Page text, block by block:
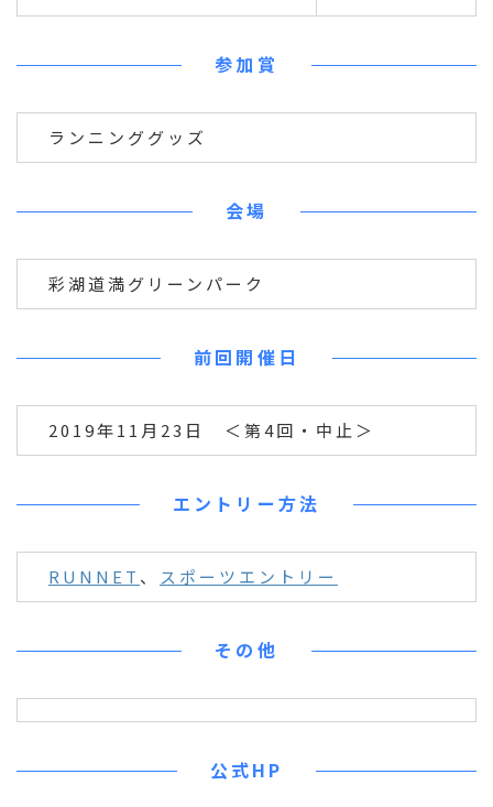
参加賞
ランニンググッズ
会場
彩湖道満グリーンパーク
前回開催日
2019年11月23日 ＜第4回・中止＞
エントリー方法
RUNNET 、 スポーツエントリー
その他
公式HP